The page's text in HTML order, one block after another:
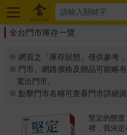
全台門市庫存一覽
※ 網頁之「庫存狀態」僅供參考，
※ 門市、網路價格及贈品可能略
電洽門市。
※ 點擊門市名稱可查看門市詳細資
堅定的態
裡，我決定